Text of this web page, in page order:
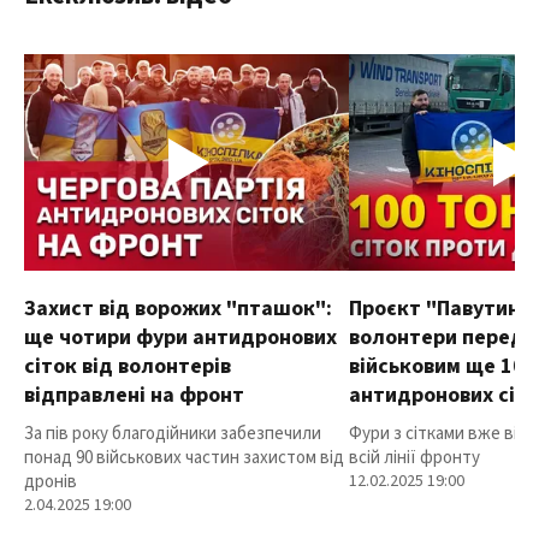
Захист від ворожих "пташок":
ще чотири фури антидронових
сіток від волонтерів
відправлені на фронт
За пів року благодійники забезпечили
понад 90 військових частин захистом від
дронів
2.04.2025 19:00
Проєкт
волонтери
військовим ще
антидронових
Фури з сітками вже
всій лінії фронту
12.02.2025 19:00